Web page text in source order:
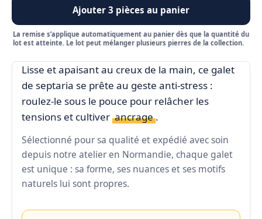
Ajouter 3 pièces au panier
La remise s’applique automatiquement au panier dès que la quantité du
lot est atteinte. Le lot peut mélanger plusieurs pierres de la collection.
Lisse et apaisant au creux de la main, ce galet
de septaria se prête au geste anti-stress :
roulez-le sous le pouce pour relâcher les
tensions et cultiver ancrage .
Sélectionné pour sa qualité et expédié avec soin
depuis notre atelier en Normandie, chaque galet
est unique : sa forme, ses nuances et ses motifs
naturels lui sont propres.